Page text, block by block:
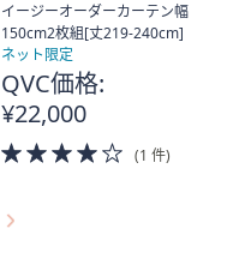
イージーオーダーカーテン幅
150cm2枚組[丈219-240cm]
ネット限定
QVC価格:
¥22,000
4.0
of
(1 件)